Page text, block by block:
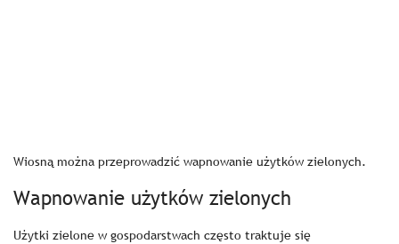
Wiosną można przeprowadzić wapnowanie użytków zielonych.
Wapnowanie użytków zielonych
Użytki zielone w gospodarstwach często traktuje się